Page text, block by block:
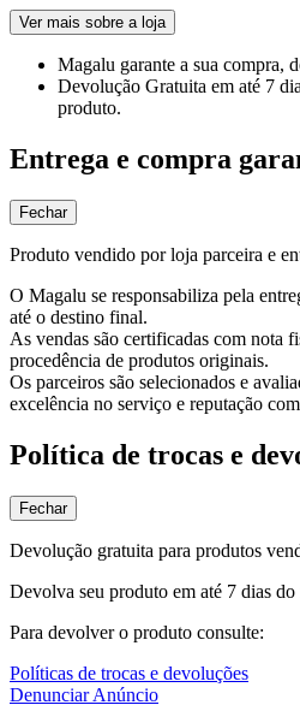
Ver mais sobre a loja
Magalu garante a sua compra,
Devolução Gratuita em até 7
produto.
Entrega e compra
Fechar
Produto vendido por loja parceira e
O Magalu se responsabiliza pela
até o destino final.
As vendas são certificadas com nota
procedência de produtos originais.
Os parceiros são selecionados e
excelência no serviço e reputação
Política de trocas e
Fechar
Devolução gratuita para produtos
Devolva seu produto em até 7 dias do
Para devolver o produto consulte:
Políticas de trocas e devoluções
Denunciar Anúncio